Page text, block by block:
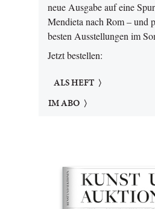
neue Ausgabe auf eine
Mendieta nach Rom – und
besten Ausstellungen im
Jetzt bestellen:
ALS HEFT
IM ABO